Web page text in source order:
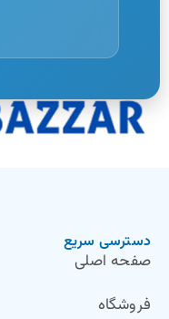
دسترسی سریع
صفحه اصلی
فروشگاه